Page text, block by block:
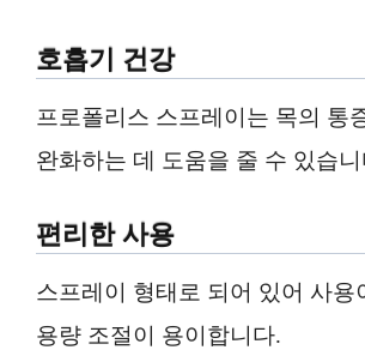
호흡기 건강
프로폴리스 스프레이는 목의 통
완화하는 데 도움을 줄 수 있습니
편리한 사용
스프레이 형태로 되어 있어 사용
용량 조절이 용이합니다.